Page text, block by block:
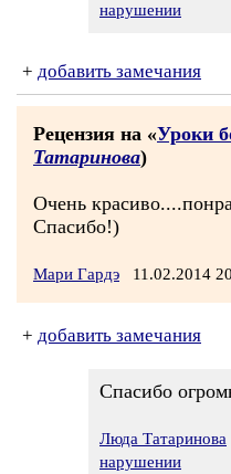
нарушении
+ добавить замечания
Рецензия на «Уроки
Татаринова)
Очень
Спасибо!)
Мари Гардэ 11.02.2014
+ добавить замечания
Спасибо
Люда Татаринова
нарушении